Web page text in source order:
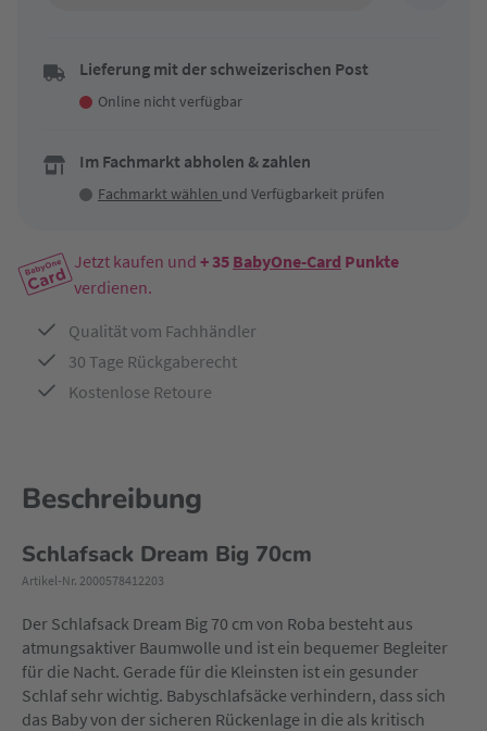
Lieferung mit der schweizerischen Post
Online nicht verfügbar
Im Fachmarkt abholen & zahlen
Fachmarkt wählen und Verfügbarkeit prüfen
Jetzt kaufen und + 35 BabyOne-Card Punkte
verdienen.
Qualität vom Fachhändler
30 Tage Rückgaberecht
Kostenlose Retoure
Beschreibung
Schlafsack Dream Big 70cm
Artikel-Nr. 2000578412203
Der Schlafsack Dream Big 70 cm von Roba besteht aus
atmungsaktiver Baumwolle und ist ein bequemer Begleiter
für die Nacht. Gerade für die Kleinsten ist ein gesunder
Schlaf sehr wichtig. Babyschlafsäcke verhindern, dass sich
das Baby von der sicheren Rückenlage in die als kritisch